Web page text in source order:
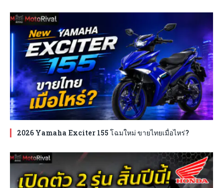
2026 Yamaha Exciter 155 โฉมใหม่ ขายไทยเมื่อไหร่?